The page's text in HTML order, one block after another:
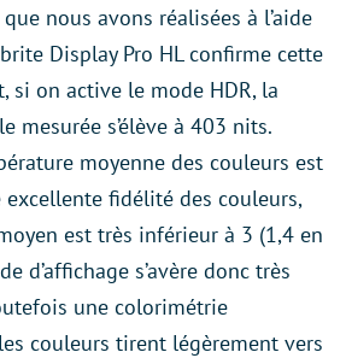
nous avons réalisées à l’aide
Display Pro HL confirme cette
si on active le mode HDR, la
mesurée s’élève à 403 nits.
moyenne des couleurs est
excellente fidélité des couleurs,
est très inférieur à 3 (1,4 en
d’affichage s’avère donc très
une colorimétrie
couleurs tirent légèrement vers